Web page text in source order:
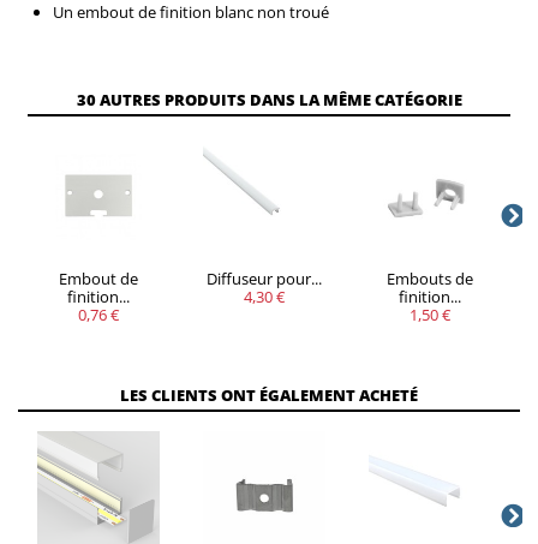
Un embout de finition blanc non troué
QUANTITÉ REMISE
ÉCONOMISEZ
30 AUTRES PRODUITS DANS LA MÊME CATÉGORIE
Embout de
finition...
0,76 €
Diffuseur pour...
4,30 €
Embouts de
finition...
1,50 €
LES CLIENTS ONT ÉGALEMENT ACHETÉ